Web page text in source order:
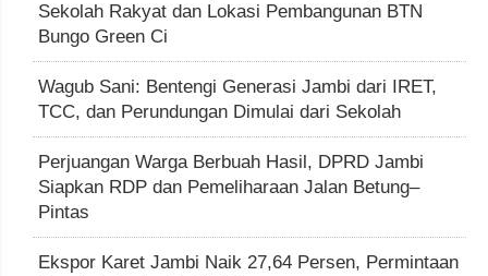
Sekolah Rakyat dan Lokasi Pembangunan BTN
Bungo Green Ci
Wagub Sani: Bentengi Generasi Jambi dari IRET,
TCC, dan Perundungan Dimulai dari Sekolah
Perjuangan Warga Berbuah Hasil, DPRD Jambi
Siapkan RDP dan Pemeliharaan Jalan Betung–
Pintas
Ekspor Karet Jambi Naik 27,64 Persen, Permintaan